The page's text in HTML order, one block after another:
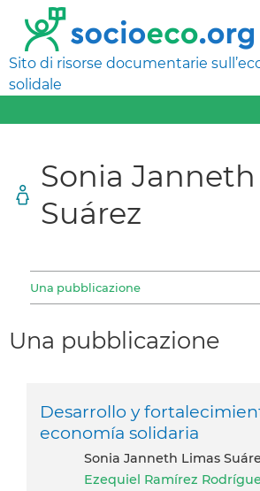
Sito di risorse documentarie
solidale
Sonia
Suárez
Una pubblicazione
Una pubblicazione
Desarrollo y
economía solidaria
Sonia Janneth Limas
Ezequiel Ramírez